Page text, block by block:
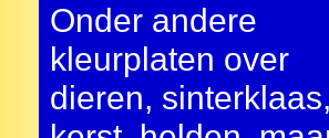
Onder andere
kleurplaten over
dieren,